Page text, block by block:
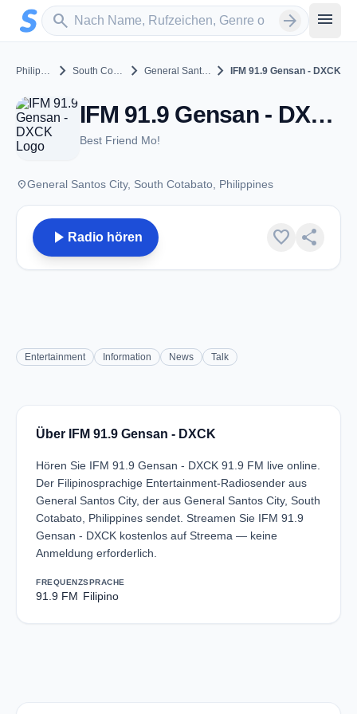
Zum Hauptinhalt springen
search
Sender suchen arrow_forward menu
Philippines chevron_right South Cotabato chevron_right General Santos City chevron_right IFM 91.9 Gensan - DXCK
IFM 91.9 Gensan - DXCK - FM 91.9 - General Santos City
Best Friend Mo!
placeGeneral Santos City, South Cotabato, Philippines
play_arrow Radio hören favorite share
Entertainment Information News Talk
Über IFM 91.9 Gensan - DXCK
Hören Sie IFM 91.9 Gensan - DXCK 91.9 FM live online.
Der Filipinosprachige Entertainment-Radiosender aus
General Santos City, der aus General Santos City, South
Cotabato, Philippines sendet. Streamen Sie IFM 91.9
Gensan - DXCK kostenlos auf Streema — keine
Anmeldung erforderlich.
FREQUENZ
91.9 FM
SPRACHE
Filipino